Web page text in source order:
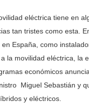
eléctrica tiene en
tan tristes como esta.
España, como
la movilidad eléctrica, la
económicos
Miguel Sebastián y
y eléctricos.